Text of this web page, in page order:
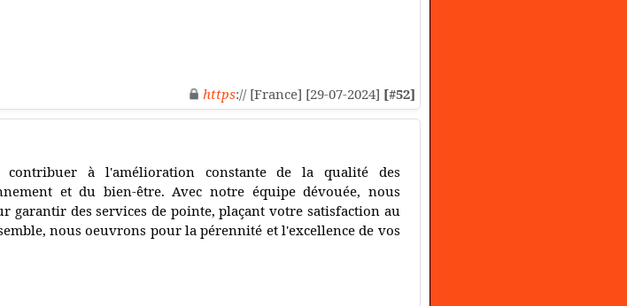
https:// [France] [29-07-2024] [#52]
à l'amélioration constante de la qualité des
et du bien-être. Avec notre équipe dévouée, nous
garantir des services de pointe, plaçant votre satisfaction au
nous oeuvrons pour la pérennité et l'excellence de vos